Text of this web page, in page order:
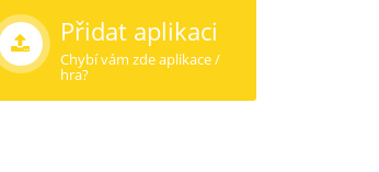
Přidat aplikaci
Chybí vám zde aplikace /
hra?